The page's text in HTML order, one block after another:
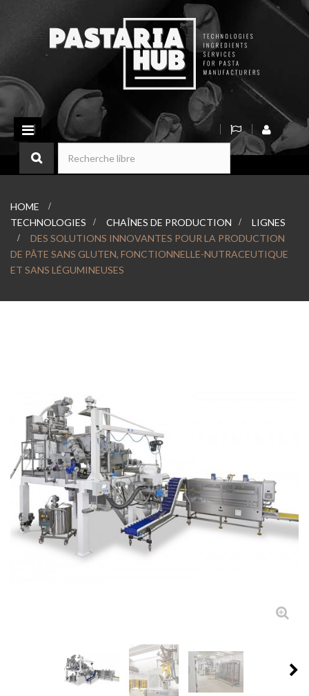
Basculer
la
navigation
HOME
>
TECHNOLOGIES
> CHAÎNES DE PRODUCTION >
LIGNES
>
DES SOLUTIONS INNOVANTES POUR LA PRODUCTION
DE PÂTE SANS GLUTEN, FONCTIONNELLE-NUTRACEUTIQUE
ET SANS LÉGUMINEUSES